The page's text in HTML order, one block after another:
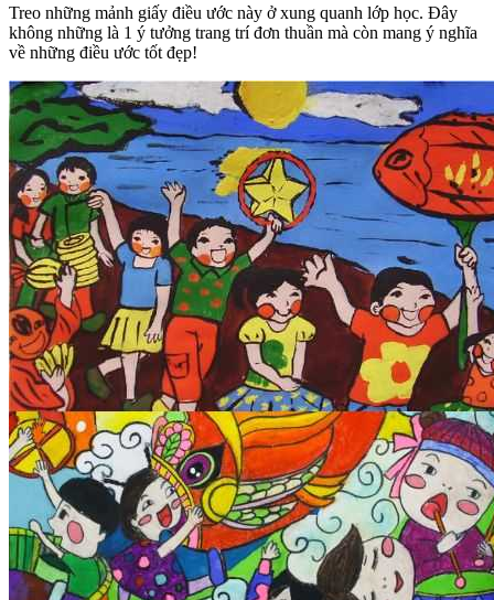
Treo những mảnh giấy điều ước này ở xung quanh lớp học. Đây
không những là 1 ý tưởng trang trí đơn thuần mà còn mang ý nghĩa
về những điều ước tốt đẹp!